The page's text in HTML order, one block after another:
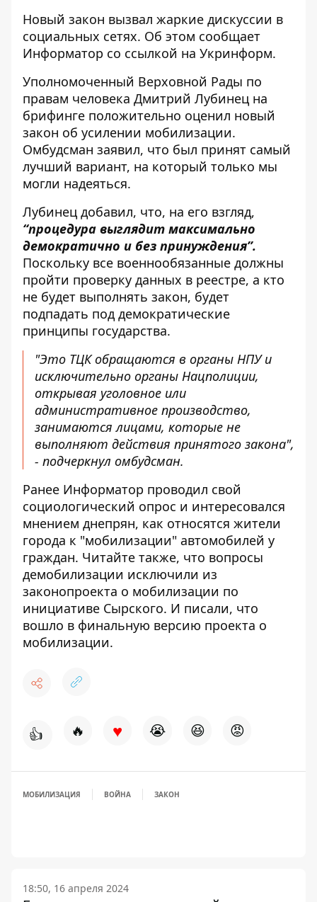
Новый закон вызвал жаркие дискуссии в
социальных сетях. Об этом сообщает
Информатор со ссылкой на Укринформ.
Уполномоченный Верховной Рады по
правам человека Дмитрий Лубинец на
брифинге положительно оценил новый
закон об усилении мобилизации.
Омбудсман заявил, что был принят самый
лучший вариант, на который только мы
могли надеяться.
Лубинец добавил, что, на его взгляд,
“процедура выглядит максимально
демократично и без принуждения”.
Поскольку все военнообязанные должны
пройти проверку данных в реестре, а кто
не будет выполнять закон, будет
подпадать под демократические
принципы государства.
"Это ТЦК обращаются в органы НПУ и
исключительно органы Нацполиции,
открывая уголовное или
административное производство,
занимаются лицами, которые не
выполняют действия принятого закона",
- подчеркнул омбудсман.
Ранее Информатор проводил свой
социологический опрос и интересовался
мнением днепрян, как относятся жители
города к "мобилизации" автомобилей у
граждан. Читайте также, что вопросы
демобилизации исключили из
законопроекта о мобилизации по
инициативе Сырского. И писали, что
вошло в финальную версию проекта о
мобилизации.
👍 🔥 ♥ 😭 😆 😡
МОБИЛИЗАЦИЯ ВОЙНА ЗАКОН
18:50, 16 апреля 2024